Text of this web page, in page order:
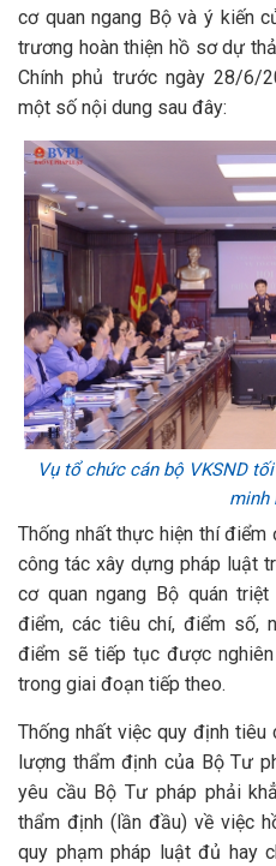
cơ quan ngang Bộ và ý kiến
trương hoàn thiện hồ sơ dự
Chính phủ trước ngày 28/6/
một số nội dung sau đây:
Vụ tổ chức cán bộ VKSND
minh
Thống nhất thực hiện thí điểm
công tác xây dựng pháp luật
cơ quan ngang Bộ quán
điểm, các tiêu chí, điểm số,
điểm sẽ tiếp tục được
trong giai đoạn tiếp theo.
Thống nhất việc quy định
lượng thẩm định của Bộ Tư
yêu cầu Bộ Tư pháp phải
thẩm định (lần đầu) về việc
quy phạm pháp luật đủ hay